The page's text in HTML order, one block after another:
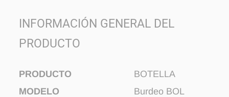
INFORMACIÓN GENERAL DEL
PRODUCTO
PRODUCTO
BOTELLA
MODELO
Burdeo BOL